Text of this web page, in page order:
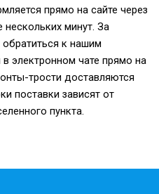
прямо на сайте через
минут. За
к нашим
электронном чате прямо на
трости доставляются
поставки зависят от
пункта.